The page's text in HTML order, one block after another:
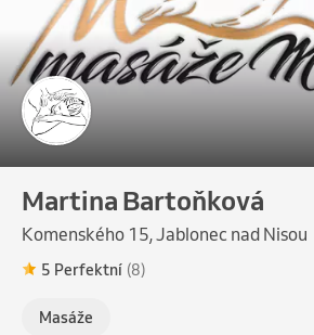
Martina Bartoňková
Komenského 15, Jablonec nad Nisou
5 Perfektní (8)
Masáže